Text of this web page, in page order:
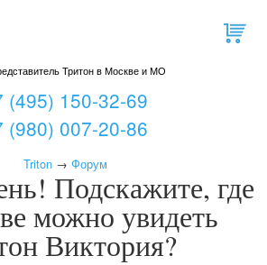
Тритон в Москве и МО
(495) 150-32-69
(980) 007-20-86
Triton→ Форум
Подскажите, где
можно увидеть
Виктория?